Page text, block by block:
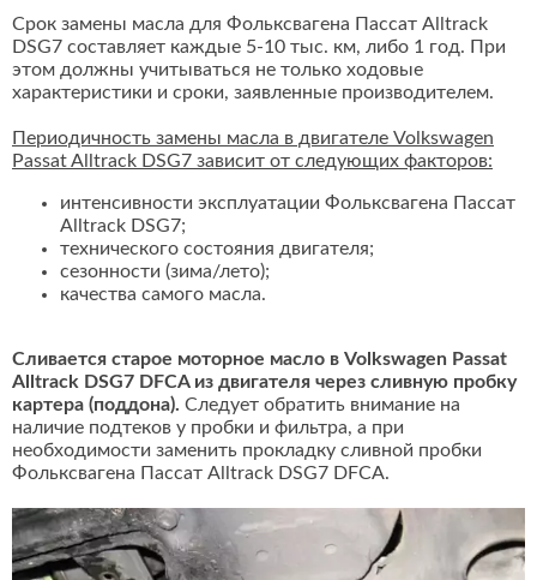
Срок замены масла для Фольксвагена Пассат Alltrack
DSG7 составляет каждые 5-10 тыс. км, либо 1 год. При
этом должны учитываться не только ходовые
характеристики и сроки, заявленные производителем.
Периодичность замены масла в двигателе Volkswagen
Passat Alltrack DSG7 зависит от следующих факторов:
интенсивности эксплуатации Фольксвагена Пассат
Alltrack DSG7;
технического состояния двигателя;
сезонности (зима/лето);
качества самого масла.
Сливается старое моторное масло в Volkswagen Passat
Alltrack DSG7 DFCA из двигателя через сливную пробку
картера (поддона). Следует обратить внимание на
наличие подтеков у пробки и фильтра, а при
необходимости заменить прокладку сливной пробки
Фольксвагена Пассат Alltrack DSG7 DFCA.